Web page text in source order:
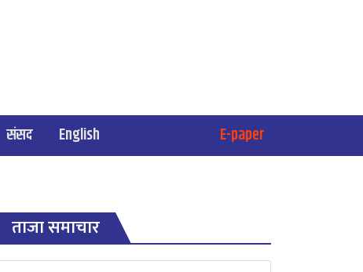
संसद English E-paper
ताजा समाचार